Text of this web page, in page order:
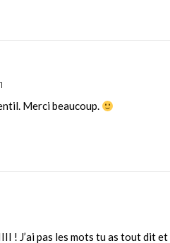
Merci beaucoup.
! J’ai pas les mots tu as tout dit